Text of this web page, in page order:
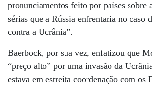
pronunciamentos feito por países sobre
sérias que a Rússia enfrentaria no caso
contra a Ucrânia”.
Baerbock, por sua vez, enfatizou que
“preço alto” por uma invasão da
estava em estreita coordenação com os